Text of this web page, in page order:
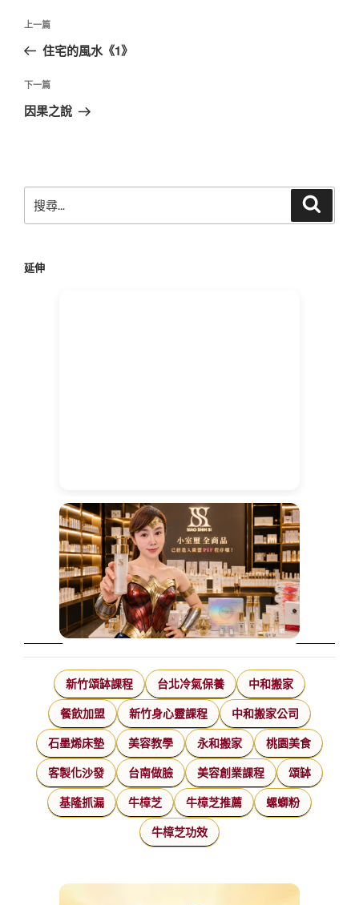
文
導
覽
上
一
文
章
上一篇
住宅的風水《1》
下
一
下一篇
因果之說
尋
字:
延伸
新竹頌缽課程 台北冷氣保養 中和搬家
餐飲加盟 新竹身心靈課程 中和搬家公司
石墨烯床墊 美容教學 永和搬家 桃園美食
客製化沙發 台南做臉 美容創業課程 頌缽
基隆抓漏 牛樟芝 牛樟芝推薦 螺螄粉
牛樟芝功效